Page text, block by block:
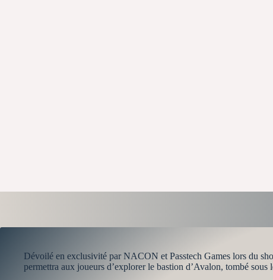
Dévoilé en exclusivité par NACON et Passtech Games lors du
permettra aux joueurs d’explorer le bastion d’Avalon, tombé sous